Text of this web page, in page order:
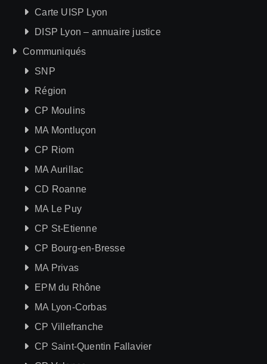
Carte UISP Lyon
DISP Lyon – annuaire justice
Communiqués
SNP
Région
CP Moulins
MA Montluçon
CP Riom
MA Aurillac
CD Roanne
MA Le Puy
CP St-Etienne
CP Bourg-en-Bresse
MA Privas
EPM du Rhône
MA Lyon-Corbas
CP Villefranche
CP Saint-Quentin Fallavier